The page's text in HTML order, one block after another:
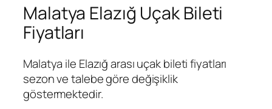
Malatya Elazığ Uçak Bileti
Fiyatları
Malatya ile Elazığ arası uçak bileti fiyatları
sezon ve talebe göre değişiklik
göstermektedir.